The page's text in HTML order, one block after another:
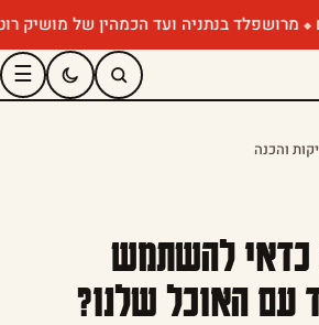
בנתניה ועד הכמהין של מושיק רוט:
☰
והכנה
כדאי להשתמש
עם האוכל שלנו?